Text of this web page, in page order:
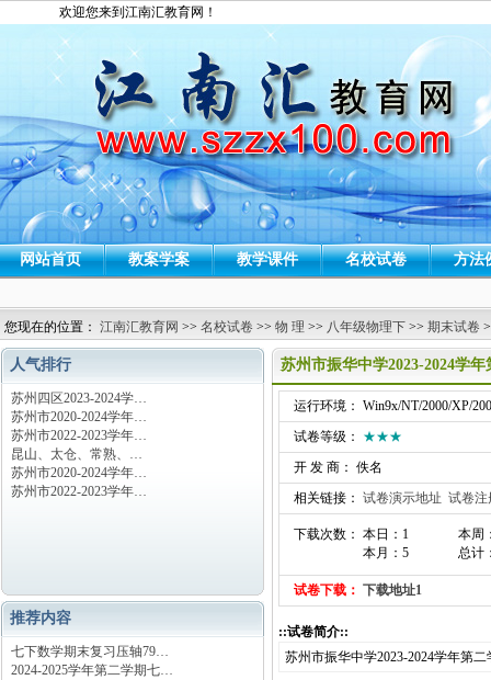
欢迎您来到江南汇教育网！
网站首页 教案学案 教学课件 名校试卷 方法
您现在的位置： 江南汇教育网 >> 名校试卷 >> 物 理 >> 八年级物理下 >> 期末试卷
人气排行
苏州四区2023-2024学…
苏州市2020-2024学年…
苏州市2022-2023学年…
昆山、太仓、常熟、…
苏州市2020-2024学年…
苏州市2022-2023学年…
推荐内容
七下数学期末复习压轴79…
2024-2025学年第二学期七…
苏州市振华中学2023-2024学
运行环境： Win9x/NT/2000/XP/
试卷等级： ★★★
开 发 商： 佚名
相关链接： 试卷演示地址 试卷注
下载次数： 本日：1
本月：5
本周
总计
试卷下载： 下载地址1
::试卷简介::
苏州市振华中学2023-2024学年第